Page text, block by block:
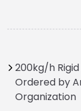
200kg/h
Ordered by
Organization